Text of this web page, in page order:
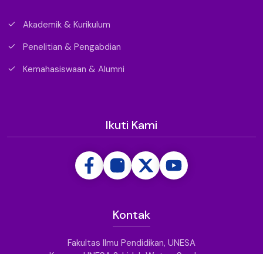
Akademik & Kurikulum
Penelitian & Pengabdian
Kemahasiswaan & Alumni
Ikuti Kami
Kontak
Fakultas Ilmu Pendidikan, UNESA